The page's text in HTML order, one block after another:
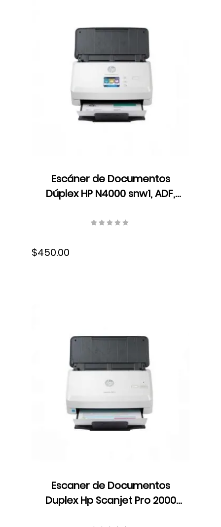
Escáner de Documentos
Dúplex HP N4000 snw1, ADF,
ppm/80 ipm, Resolución 600
$450.00
Escaner de Documentos
Duplex Hp Scanjet Pro 2000